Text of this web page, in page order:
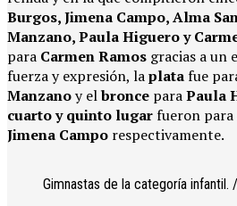
Burgos, Jimena Campo, Alma
Manzano, Paula Higuero y
para Carmen Ramos gracias a un
fuerza y expresión, laplata fue
Manzanoy elbronce paraPaula
cuarto y quinto lugar fueron para
Jimena Campo respectivamente.
Gimnastas de la categoría infantil.